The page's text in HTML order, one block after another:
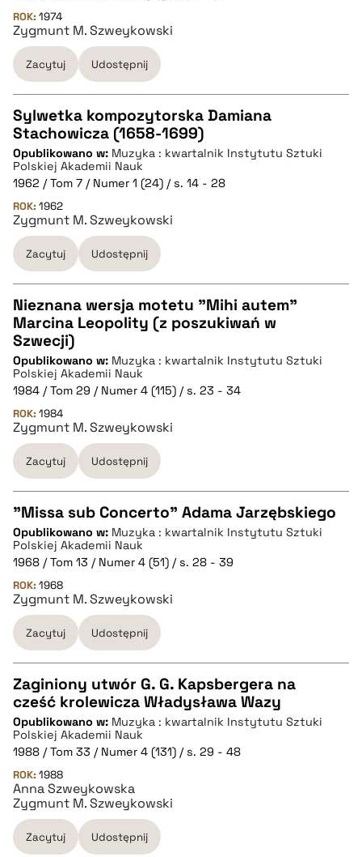
pobierz cytat
BIBTEX
pobierz cytat
ROK: 1974
Zygmunt M. Szweykowski
Zacytuj Udostępnij
CZYSTY TEKST
pobierz cytat
BIBTEX
pobierz cytat
Sylwetka kompozytorska Damiana
Stachowicza (1658-1699)
Opublikowano w: Muzyka : kwartalnik Instytutu Sztuki
Polskiej Akademii Nauk
1962 / Tom 7 / Numer 1 (24) / s. 14 - 28
ROK: 1962
Zygmunt M. Szweykowski
Zacytuj Udostępnij
CZYSTY TEKST
pobierz cytat
BIBTEX
pobierz cytat
Nieznana wersja motetu "Mihi autem"
Marcina Leopolity (z poszukiwań w
Szwecji)
Opublikowano w: Muzyka : kwartalnik Instytutu Sztuki
Polskiej Akademii Nauk
1984 / Tom 29 / Numer 4 (115) / s. 23 - 34
ROK: 1984
Zygmunt M. Szweykowski
Zacytuj Udostępnij
CZYSTY TEKST
pobierz cytat
BIBTEX
pobierz cytat
"Missa sub Concerto" Adama Jarzębskiego
Opublikowano w: Muzyka : kwartalnik Instytutu Sztuki
Polskiej Akademii Nauk
1968 / Tom 13 / Numer 4 (51) / s. 28 - 39
ROK: 1968
Zygmunt M. Szweykowski
Zacytuj Udostępnij
CZYSTY TEKST
pobierz cytat
BIBTEX
Zaginiony utwór G. G. Kapsbergera na
cześć krolewicza Władysława Wazy
Opublikowano w: Muzyka : kwartalnik Instytutu Sztuki
Polskiej Akademii Nauk
1988 / Tom 33 / Numer 4 (131) / s. 29 - 48
ROK: 1988
Anna Szweykowska
Zygmunt M. Szweykowski
Zacytuj Udostępnij